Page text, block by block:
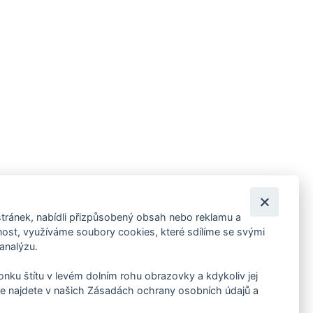
pozvánky na kulturní a sportovní akce?
nabídli přizpůsobený obsah nebo reklamu a
využíváme soubory cookies, které sdílíme se svými
štítu v levém dolním rohu obrazovky a kdykoliv jej
najdete v našich Zásadách ochrany osobních údajů a